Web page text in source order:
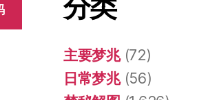
主要梦兆(72)
日常梦兆(56)